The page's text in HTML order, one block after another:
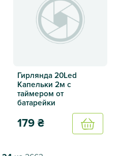
Гирлянда 20Led
Капельки 2м с
таймером от
батарейки
179₴
Купить